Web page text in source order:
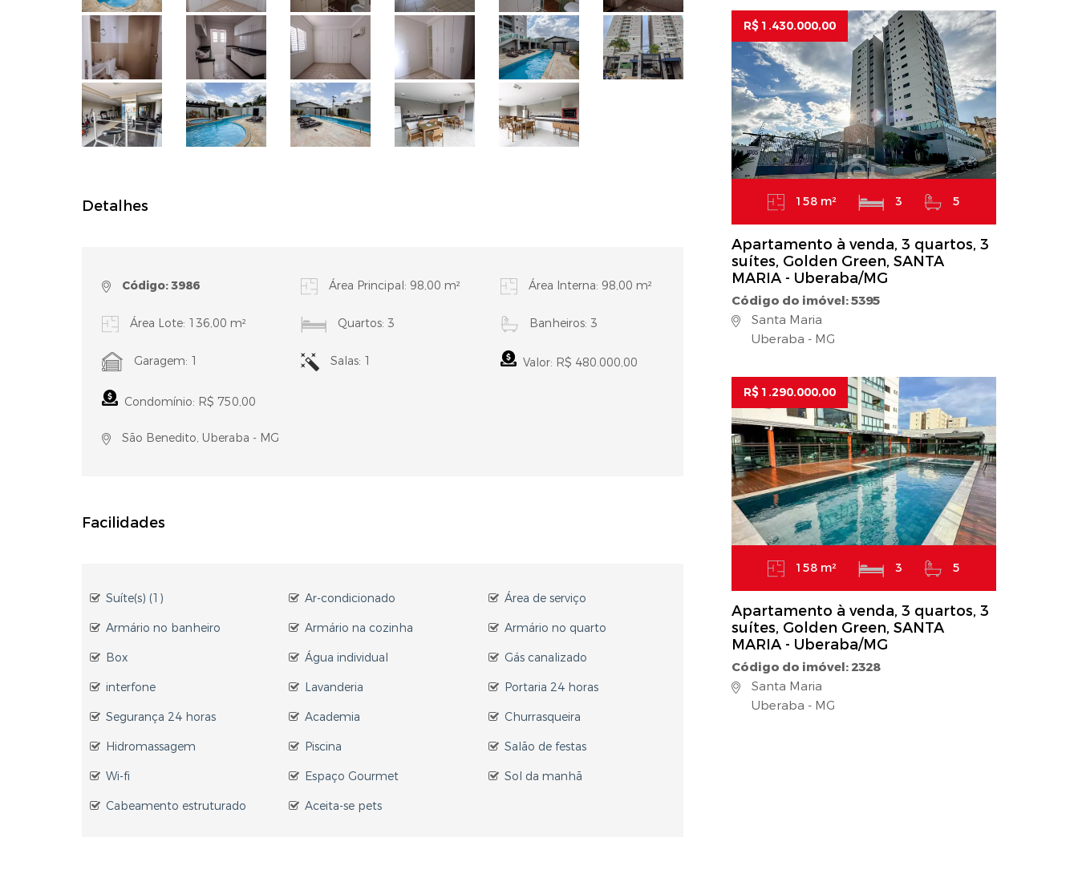
Detalhes
Código: 3986 Área Principal: 98,00 m² Área Interna: 98,00 m²
Área Lote: 136,00 m² Quartos: 3 Banheiros: 3
Garagem: 1 Salas: 1 Valor: R$ 480.000,00
Condomínio: R$ 750,00
São Benedito, Uberaba - MG
Facilidades
Suíte(s) (1) Ar-condicionado
Área de serviço
Armário no banheiro
Armário na cozinha
Armário no quarto
Box
Água individual
Gás canalizado
interfone
Lavanderia
Portaria 24 horas
Segurança 24 horas
Academia
Churrasqueira
Hidromassagem
Piscina
Salão de festas
Wi-fi
Espaço Gourmet
Sol da manhã
Cabeamento estruturado
Aceita-se pets
R$ 1.430.000,00
158 m² 3 5
Apartamento à venda, 3 quartos, 3
suítes, Golden Green, SANTA
MARIA - Uberaba/MG
Código do imóvel: 5395
Santa Maria
Uberaba - MG
R$ 1.290.000,00
158 m² 3 5
Apartamento à venda, 3 quartos, 3
suítes, Golden Green, SANTA
MARIA - Uberaba/MG
Código do imóvel: 2328
Santa Maria
Uberaba - MG